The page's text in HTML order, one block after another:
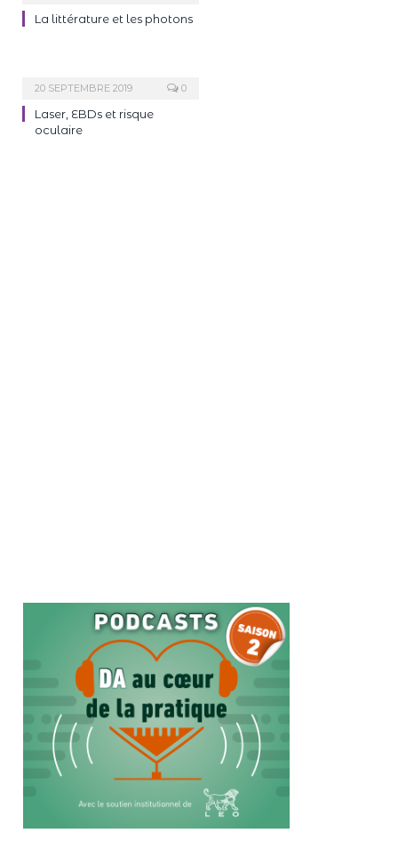
La littérature et les photons
20 SEPTEMBRE 2019 0
Laser, EBDs et risque
oculaire